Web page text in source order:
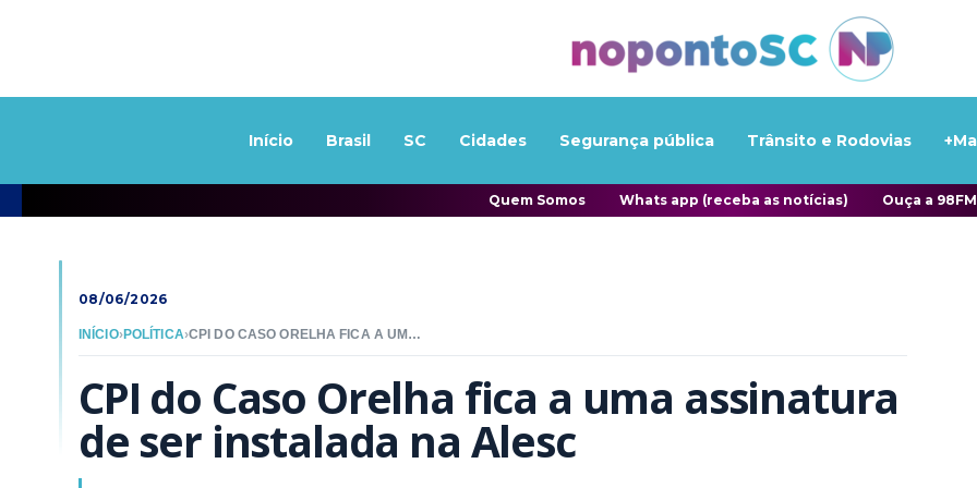
Início Brasil SC Cidades Segurança pública Trânsito e Rodovias
Quem Somos Whats app (receba as notícias) Ouça a 98FM
08/06/2026
INÍCIO›POLÍTICA› CPI DO CASO ORELHA FICA A UMA ASSINATURA DE SER INSTALADA NA ALESC
CPI do Caso Orelha fica a uma assinatura
de ser instalada na Alesc